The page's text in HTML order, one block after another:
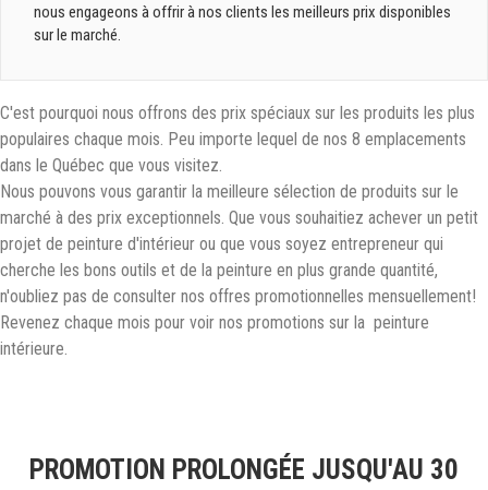
nous engageons à offrir à nos clients les meilleurs prix disponibles
sur le marché.
C'est pourquoi nous offrons des prix spéciaux sur les produits les plus
populaires chaque mois. Peu importe lequel de nos 8 emplacements
dans le Québec que vous visitez.
Nous pouvons vous garantir la meilleure sélection de produits sur le
marché à des prix exceptionnels. Que vous souhaitiez achever un petit
projet de peinture d'intérieur ou que vous soyez entrepreneur qui
cherche les bons outils et de la peinture en plus grande quantité,
n'oubliez pas de consulter nos offres promotionnelles mensuellement!
Revenez chaque mois pour voir nos promotions sur la peinture
intérieure.
PROMOTION PROLONGÉE JUSQU'AU 30